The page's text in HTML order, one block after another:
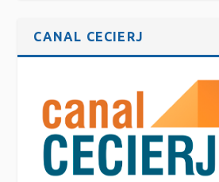
CANAL CECIERJ